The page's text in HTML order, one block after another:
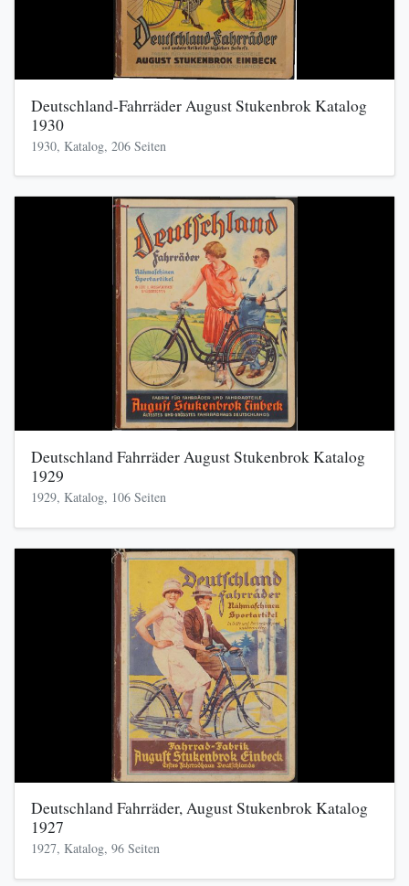
Deutschland-Fahrräder August Stukenbrok Katalog
1930
1930, Katalog, 206 Seiten
Deutschland Fahrräder August Stukenbrok Katalog
1929
1929, Katalog, 106 Seiten
Deutschland Fahrräder, August Stukenbrok Katalog
1927
1927, Katalog, 96 Seiten